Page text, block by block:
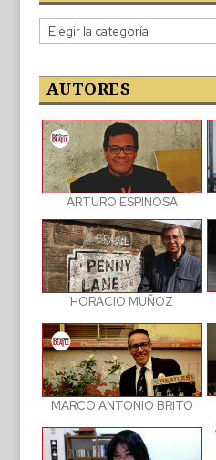
Categorías
de
publicaciones
AUTORES
ARTURO ESPINOSA
HORACIO MUÑOZ
MARCO ANTONIO BRITO